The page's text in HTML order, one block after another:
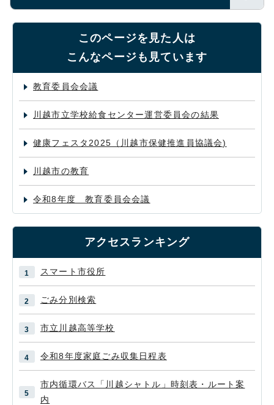
このページを見た人は
こんなページも見ています
教育委員会会議
川越市立学校給食センター運営委員会の結果
健康フェスタ2025（川越市保健推進員協議会)
川越市の教育
令和8年度 教育委員会会議
アクセスランキング
スマート市役所
ごみ分別検索
市立川越高等学校
令和8年度家庭ごみ収集日程表
市内循環バス「川越シャトル」時刻表・ルート案
内